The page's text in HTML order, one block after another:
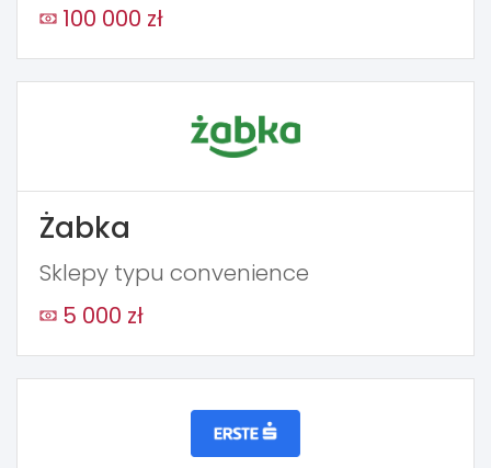
100 000 zł
Żabka
Sklepy typu convenience
5 000 zł